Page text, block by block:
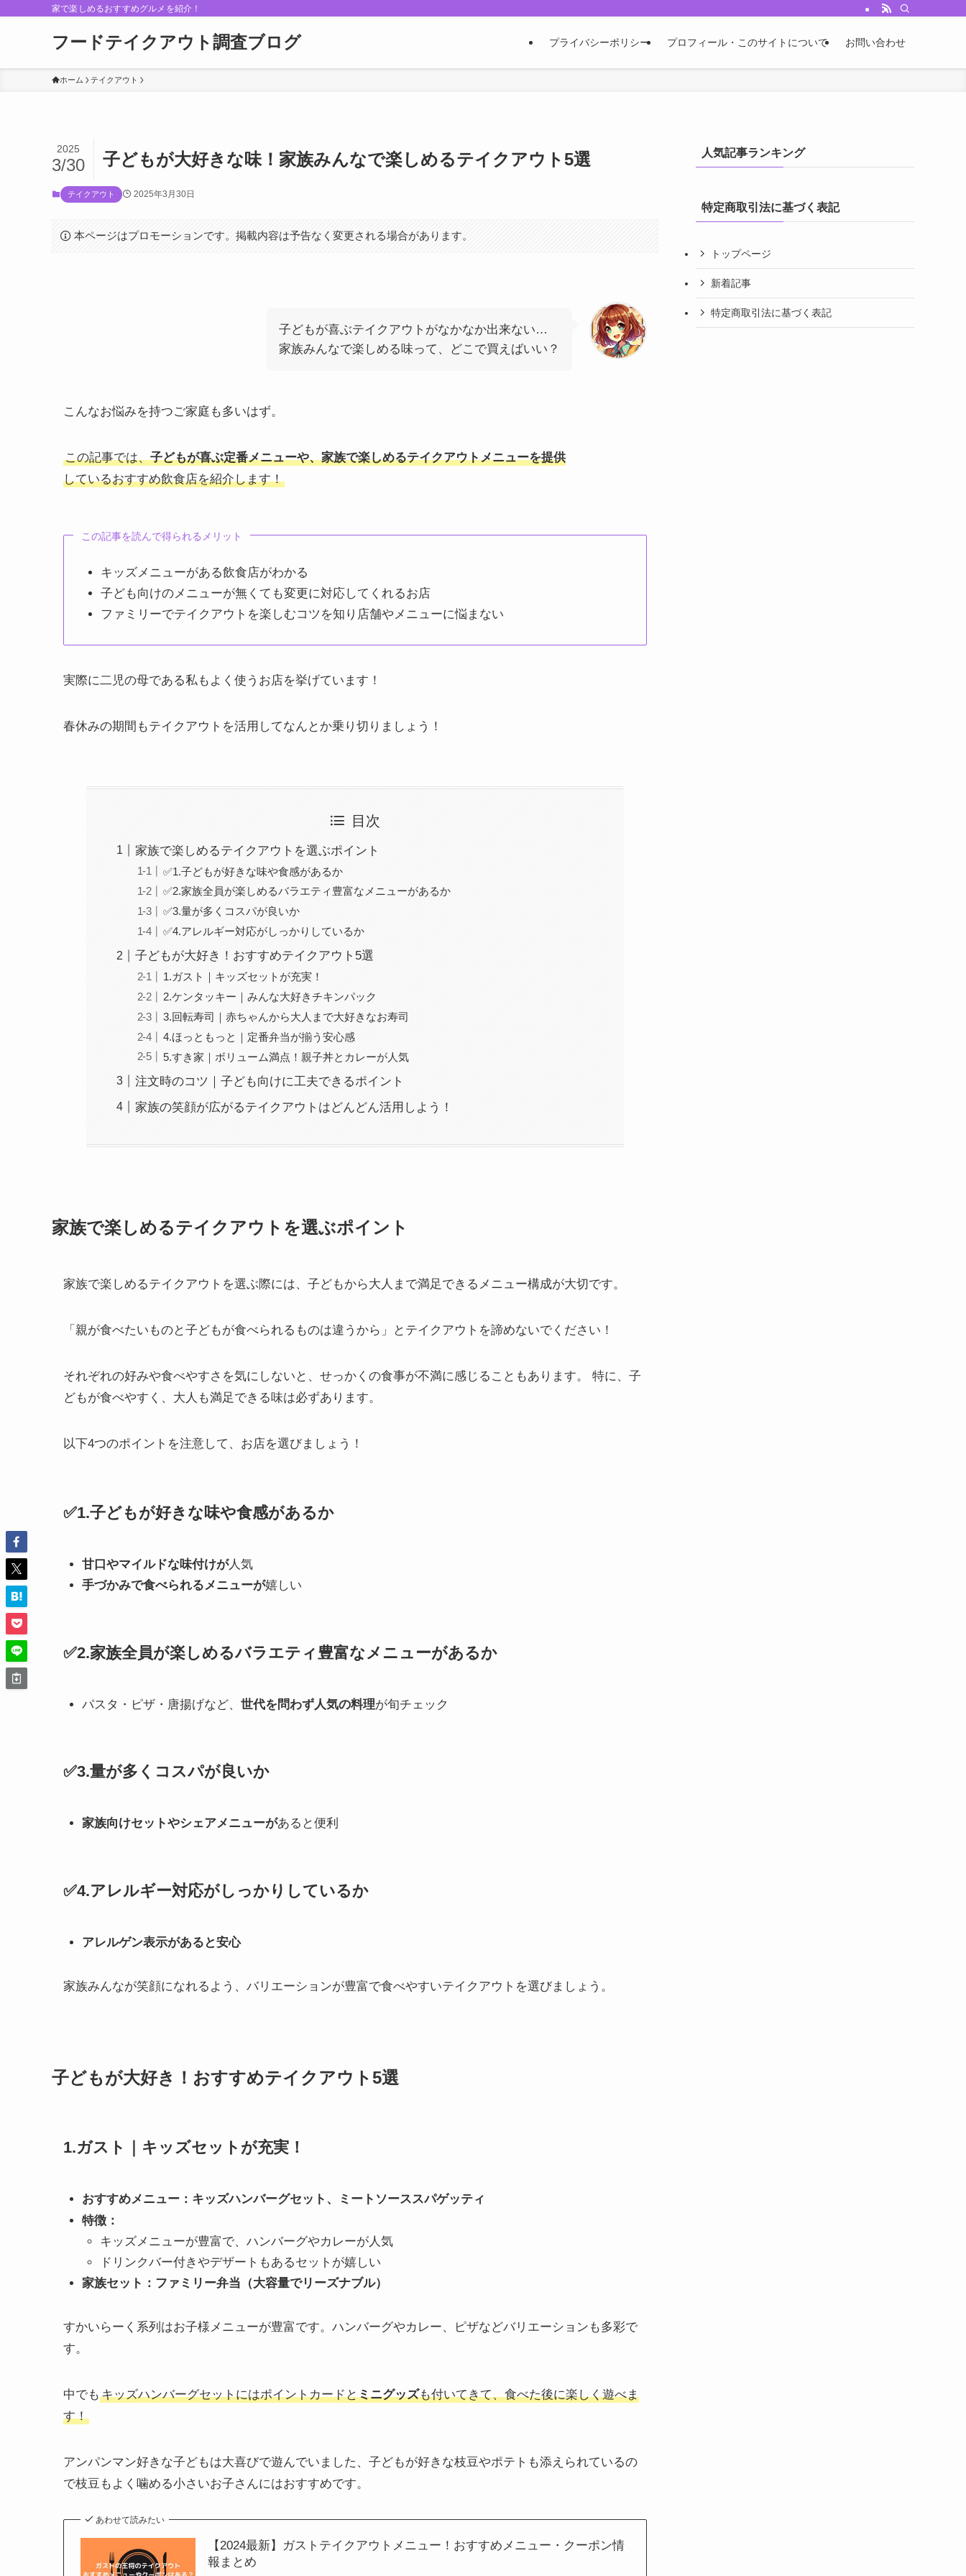
家で楽しめるおすすめグルメを紹介！
フードテイクアウト調査ブログ プライバシーポリシー プロフィール・このサイトについて お問い合わせ
ホーム テイクアウト
子どもが大好きな味！家族みんなで楽しめるテイクアウト5選
2025
3/30
テイクアウト 2025年3月30日
本ページはプロモーションです。掲載内容は予告なく変更される場合があります。
子どもが喜ぶテイクアウトがなかなか出来ない…
家族みんなで楽しめる味って、どこで買えばいい？
こんなお悩みを持つご家庭も多いはず。
この記事では、子どもが喜ぶ定番メニューや、家族で楽しめるテイクアウトメニューを提供
しているおすすめ飲食店を紹介します！
この記事を読んで得られるメリット
キッズメニューがある飲食店がわかる
子ども向けのメニューが無くても変更に対応してくれるお店
ファミリーでテイクアウトを楽しむコツを知り店舗やメニューに悩まない
実際に二児の母である私もよく使うお店を挙げています！
春休みの期間もテイクアウトを活用してなんとか乗り切りましょう！
目次
家族で楽しめるテイクアウトを選ぶポイント
✅1.子どもが好きな味や食感があるか
✅2.家族全員が楽しめるバラエティ豊富なメニューがあるか
✅3.量が多くコスパが良いか
✅4.アレルギー対応がしっかりしているか
子どもが大好き！おすすめテイクアウト5選
1.ガスト｜キッズセットが充実！
2.ケンタッキー｜みんな大好きチキンパック
3.回転寿司｜赤ちゃんから大人まで大好きなお寿司
4.ほっともっと｜定番弁当が揃う安心感
5.すき家｜ボリューム満点！親子丼とカレーが人気
注文時のコツ｜子ども向けに工夫できるポイント
家族の笑顔が広がるテイクアウトはどんどん活用しよう！
家族で楽しめるテイクアウトを選ぶポイント
家族で楽しめるテイクアウトを選ぶ際には、子どもから大人まで満足できるメニュー構成が大切です。
「親が食べたいものと子どもが食べられるものは違うから」とテイクアウトを諦めないでください！
それぞれの好みや食べやすさを気にしないと、せっかくの食事が不満に感じることもあります。 特に、子
どもが食べやすく、大人も満足できる味は必ずあります。
以下4つのポイントを注意して、お店を選びましょう！
✅1.子どもが好きな味や食感があるか
甘口やマイルドな味付けが人気
手づかみで食べられるメニューが嬉しい
✅2.家族全員が楽しめるバラエティ豊富なメニューがあるか
パスタ・ピザ・唐揚げなど、 世代を問わず人気の料理が旬チェック
✅3.量が多くコスパが良いか
家族向けセットやシェアメニューがあると便利
✅4.アレルギー対応がしっかりしているか
アレルゲン表示があると安心
家族みんなが笑顔になれるよう、バリエーションが豊富で食べやすいテイクアウトを選びましょう。
子どもが大好き！おすすめテイクアウト5選
1.ガスト｜キッズセットが充実！
おすすめメニュー：キッズハンバーグセット、ミートソーススパゲッティ
特徴：
キッズメニューが豊富で、ハンバーグやカレーが人気
ドリンクバー付きやデザートもあるセットが嬉しい
家族セット：ファミリー弁当（大容量でリーズナブル）
すかいらーく系列はお子様メニューが豊富です。ハンバーグやカレー、ピザなどバリエーションも多彩で
す。
中でも キッズハンバーグセットにはポイントカードとミニグッズも付いてきて、食べた後に楽しく遊べま
す！
アンパンマン好きな子どもは大喜びで遊んでいました、子どもが好きな枝豆やポテトも添えられているの
で枝豆もよく噛める小さいお子さんにはおすすめです。
あわせて読みたい
【2024最新】ガストテイクアウトメニュー！おすすめメニュー・クーポン情
報まとめ
人気記事ランキング
特定商取引法に基づく表記
トップページ
新着記事
特定商取引法に基づく表記